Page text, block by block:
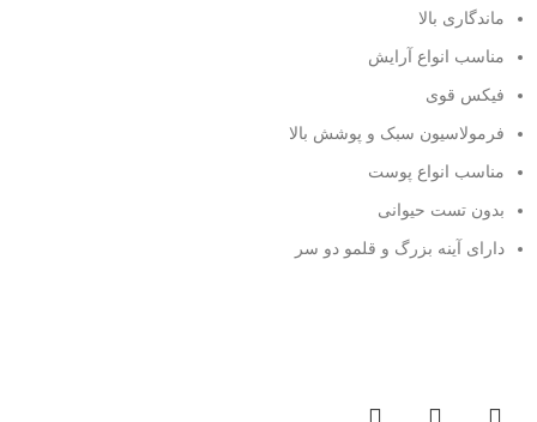
ماندگاری بالا
مناسب انواع آرایش
فیکس قوی
فرمولاسیون سبک و پوشش بالا
مناسب انواع پوست
بدون تست حیوانی
دارای آینه بزرگ و قلمو دو سر